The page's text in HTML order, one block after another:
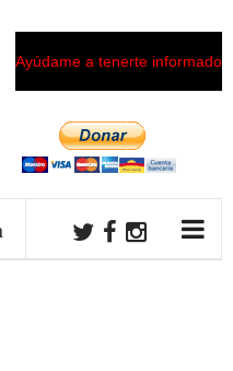
Ayúdame a tenerte informado